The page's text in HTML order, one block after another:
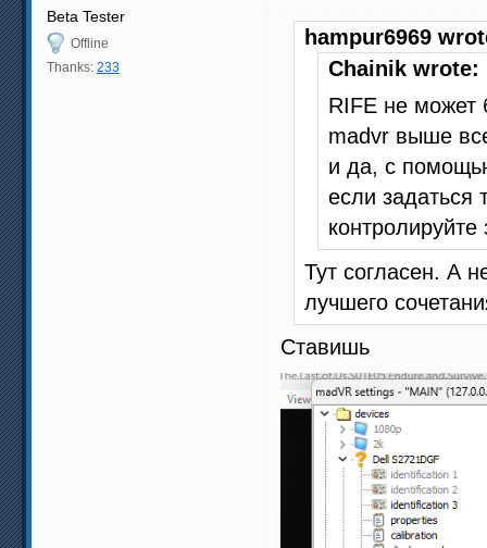
Beta Tester
Offline
Thanks: 233
hampur6969
Chainik wrote:
RIFE не может
madvr выше
и да, с
если задаться
контролируйте
Тут согласен. А
лучшего
Ставишь